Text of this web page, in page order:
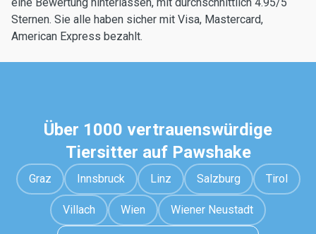
Sternen. Sie alle haben sicher mit Visa, Mastercard,
American Express bezahlt.
Über 1000 vertrauenswürdige
Tiersitter auf Pawshake
Graz Innsbruck Linz Salzburg Tirol
Villach Wien Wiener Neustadt